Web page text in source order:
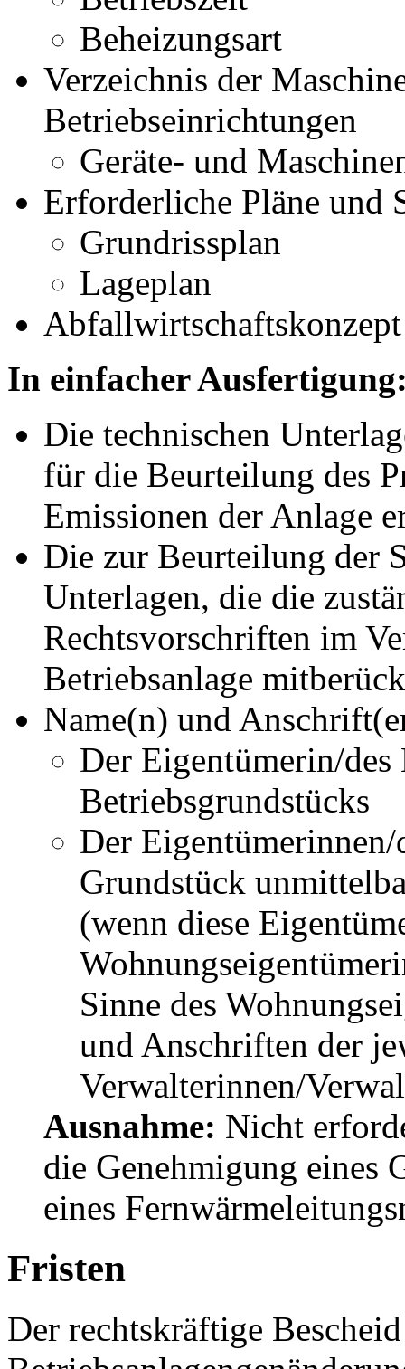
Beheizungsart
Verzeichnis der
Betriebseinrichtungen
Geräte- und
Erforderliche Pläne und
Grundrissplan
Lageplan
Abfallwirtschaftskonzept
In einfacher
Die technischen
für die Beurteilung des
Emissionen der Anlage
Die zur Beurteilung der
Unterlagen, die die
Rechtsvorschriften im
Betriebsanlage
Name(n) und
Der Eigentümerin/des
Betriebsgrundstücks
Der Eigentümerinnen/
Grundstück
(wenn diese
Sinne des
und Anschriften der
Verwalterinnen/
Ausnahme: Nicht
die Genehmigung eines
eines
Fristen
Der rechtskräftige